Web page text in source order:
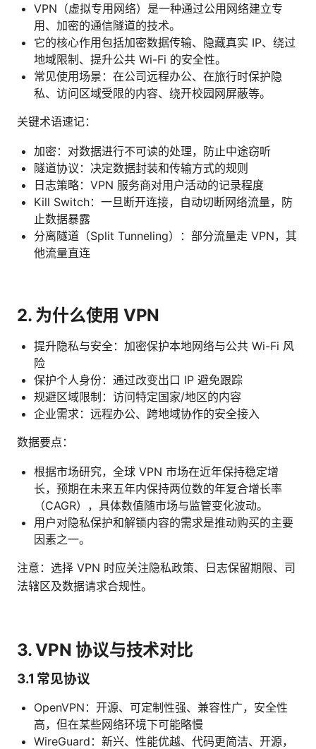
VPN（虚拟专用网络）是一种通过公用网络建立专
用、加密的通信隧道的技术。
它的核心作用包括加密数据传输、隐藏真实 IP、绕过
地域限制、提升公共 Wi-Fi 的安全性。
常见使用场景：在公司远程办公、在旅行时保护隐
私、访问区域受限的内容、绕开校园网屏蔽等。
关键术语速记：
加密：对数据进行不可读的处理，防止中途窃听
隧道协议：决定数据封装和传输方式的规则
日志策略：VPN 服务商对用户活动的记录程度
Kill Switch：一旦断开连接，自动切断网络流量，防
止数据暴露
分离隧道（Split Tunneling）：部分流量走 VPN，其
他流量直连
2. 为什么使用 VPN
提升隐私与安全：加密保护本地网络与公共 Wi-Fi 风
险
保护个人身份：通过改变出口 IP 避免跟踪
规避区域限制：访问特定国家/地区的内容
企业需求：远程办公、跨地域协作的安全接入
数据要点：
根据市场研究，全球 VPN 市场在近年保持稳定增
长，预期在未来五年内保持两位数的年复合增长率
（CAGR），具体数值随市场与监管变化波动。
用户对隐私保护和解锁内容的需求是推动购买的主要
因素之一。
注意：选择 VPN 时应关注隐私政策、日志保留期限、司
法辖区及数据请求合规性。
3. VPN 协议与技术对比
3.1 常见协议
OpenVPN：开源、可定制性强、兼容性广，安全性
高，但在某些网络环境下可能略慢
WireGuard：新兴、性能优越、代码更简洁、开源，